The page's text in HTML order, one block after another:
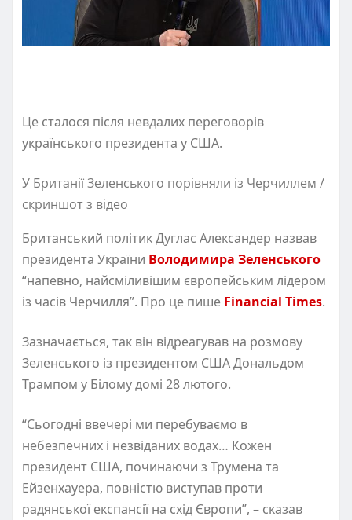
Це сталося після невдалих переговорів
українського президента у США.
У Британії Зеленського порівняли із Черчиллем /
скриншот з відео
Британський політик Дуглас Александер назвав
президента України Володимира Зеленського
“напевно, найсміливішим європейським лідером
із часів Черчилля”. Про це пише Financial Times.
Зазначається, так він відреагував на розмову
Зеленського із президентом США Дональдом
Трампом у Білому домі 28 лютого.
“Сьогодні ввечері ми перебуваємо в
небезпечних і незвіданих водах… Кожен
президент США, починаючи з Трумена та
Ейзенхауера, повністю виступав проти
радянської експансії на схід Європи”, – сказав